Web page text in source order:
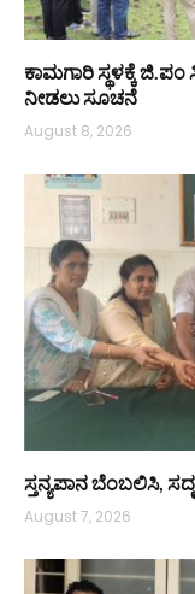
ಕಾಮಗಾರಿ ಸ್ಥಳಕ್ಕೆ ಜಿ.ಪಂ
ನೀಡಲು ಸೂಚನೆ
August 8, 2026
ಸ್ತನ್ಯಪಾನ ಬೆಂಬಲಿಸಿ,
August 7, 2026